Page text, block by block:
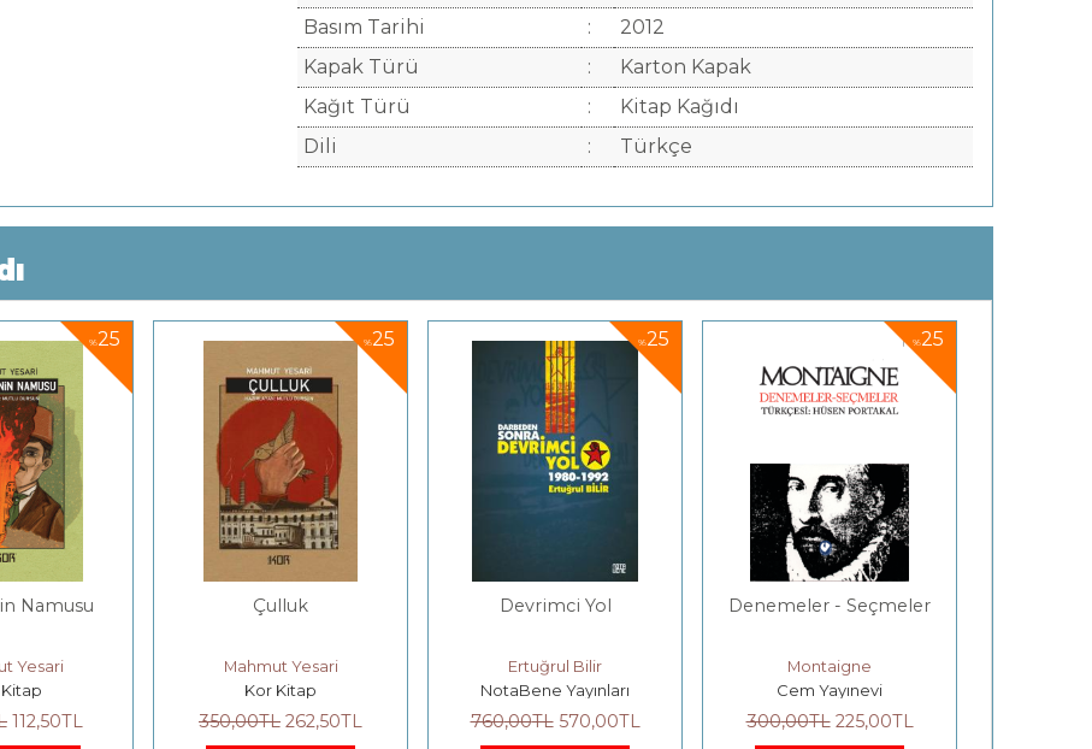
Basım Tarihi
:
2012
Kapak Türü
:
Karton Kapak
Kağıt Türü
:
Kitap Kağıdı
Dili
: Türkçe
%25
Namusu
Yesari
112,50TL
%25
Çulluk
Mahmut Yesari
Kor Kitap
350,00TL 262,50TL
%25
Devrimci Yol
Ertuğrul Bilir
NotaBene Yayınları
760,00TL 570,00TL
%25
Denemeler - Seçmeler
Montaigne
Cem Yayınevi
300,00TL 225,00TL